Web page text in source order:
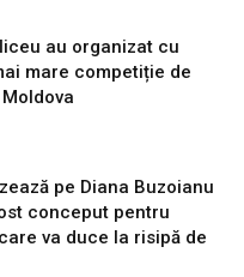
au organizat cu
mare competiție de
pe Diana Buzoianu
conceput pentru
va duce la risipă de